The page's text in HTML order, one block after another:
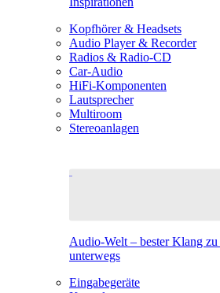
Kopfhörer & Headsets
Audio Player & Recorder
Radios & Radio-CD
Car-Audio
HiFi-Komponenten
Lautsprecher
Multiroom
Stereoanlagen
Audio-Welt – bester Klang zu
unterwegs
Eingabegeräte